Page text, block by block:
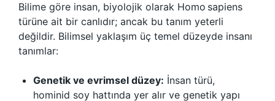
Bilime göre insan, biyolojik olarak Homo sapiens
türüne ait bir canlıdır; ancak bu tanım yeterli
değildir. Bilimsel yaklaşım üç temel düzeyde insanı
tanımlar:
Genetik ve evrimsel düzey: İnsan türü,
hominid soy hattında yer alır ve genetik yapı